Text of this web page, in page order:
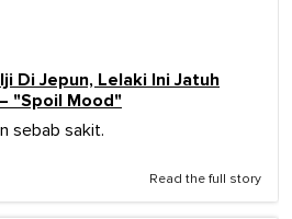
Di Jepun, Lelaki Ini Jatuh
"Spoil Mood"
sebab sakit.
Read the full story